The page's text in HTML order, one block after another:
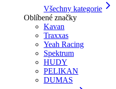
Všechny kategorie
Oblíbené značky
Kavan
Traxxas
Yeah Racing
Spektrum
HUDY
PELIKAN
DUMAS